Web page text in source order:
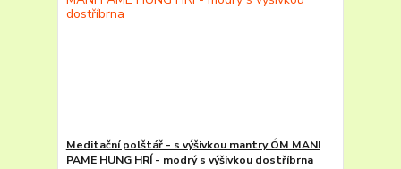
Meditační polštář - s výšivkou mantry ÓM MANI
PAME HUNG HRÍ - modrý s výšivkou dostříbrna